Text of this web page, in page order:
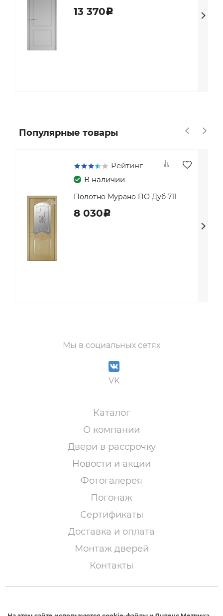
13 370c
Популярные товары
Рейтинг
В наличии
Полотно Мурано ПО Дуб 711
8 030c
Мы в социальных сетях
VK
Каталог
О компании
Двери в рассрочку
Новости и акции
Фотогалерея
Погонаж
Сертификаты
Доставка и оплата
Монтаж дверей
Контакты